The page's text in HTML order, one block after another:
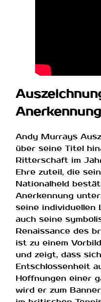
Anerkennung
Andy Murrays
über seine Titel
Ritterschaft im
Ehre zuteil, die
Nationalheld
Anerkennung
seine individuellen
auch seine
Renaissance des
ist zu einem
und zeigt, dass
Entschlossenheit
Hoffnungen einer
wird er zum